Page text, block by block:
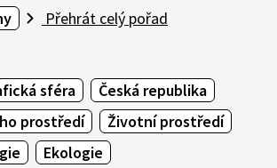
Přehrát celý pořad
sféra
Česká republika
prostředí
Životní prostředí
Ekologie